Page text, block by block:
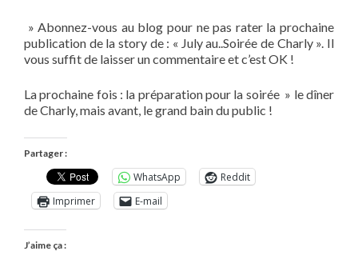
» Abonnez-vous au blog pour ne pas rater la prochaine
publication de la story de : « July au..Soirée de Charly ». Il
vous suffit de laisser un commentaire et c’est OK !
La prochaine fois : la préparation pour la soirée » le dîner
de Charly, mais avant, le grand bain du public !
Partager :
WhatsApp
Reddit
Imprimer
E-mail
J’aime ça :